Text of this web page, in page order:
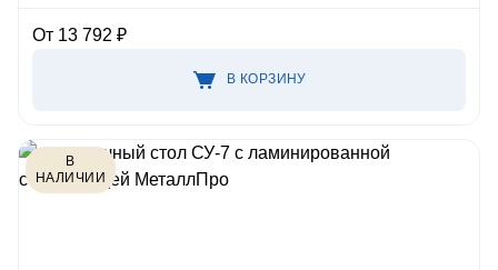
От 13 792 ₽
В КОРЗИНУ
В
НАЛИЧИИ